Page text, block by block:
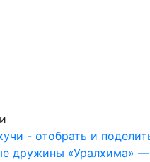
- отобрать и
дружины «Уралхима» —